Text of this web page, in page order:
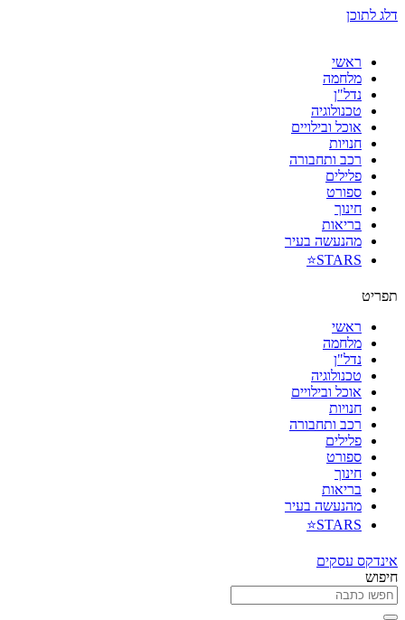
דלג לתוכן
ראשי
מלחמה
נדל"ן
טכנולוגיה
אוכל ובילויים
חנויות
רכב ותחבורה
פלילים
ספורט
חינוך
בריאות
מהנעשה בעיר
STARS⭐
תפריט
ראשי
מלחמה
נדל"ן
טכנולוגיה
אוכל ובילויים
חנויות
רכב ותחבורה
פלילים
ספורט
חינוך
בריאות
מהנעשה בעיר
STARS⭐
אינדקס עסקים
חיפוש